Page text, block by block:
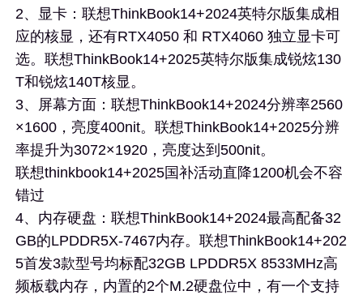
2、显卡：联想ThinkBook14+2024英特尔版集成相
应的核显，还有RTX4050 和 RTX4060 独立显卡可
选。联想ThinkBook14+2025英特尔版集成锐炫130
T和锐炫140T核显。
3、屏幕方面：联想ThinkBook14+2024分辨率2560
×1600，亮度400nit。联想ThinkBook14+2025分辨
率提升为3072×1920，亮度达到500nit。
联想thinkbook14+2025国补活动直降1200机会不容
错过
4、内存硬盘：联想ThinkBook14+2024最高配备32
GB的LPDDR5X-7467内存。联想ThinkBook14+202
5首发3款型号均标配32GB LPDDR5X 8533MHz高
频板载内存，内置的2个M.2硬盘位中，有一个支持